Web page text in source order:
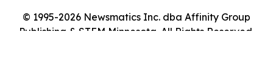
© 1995-2026 Newsmatics Inc. dba Affinity Group
Publishing & STEM Minnesota. All Rights Reserved.